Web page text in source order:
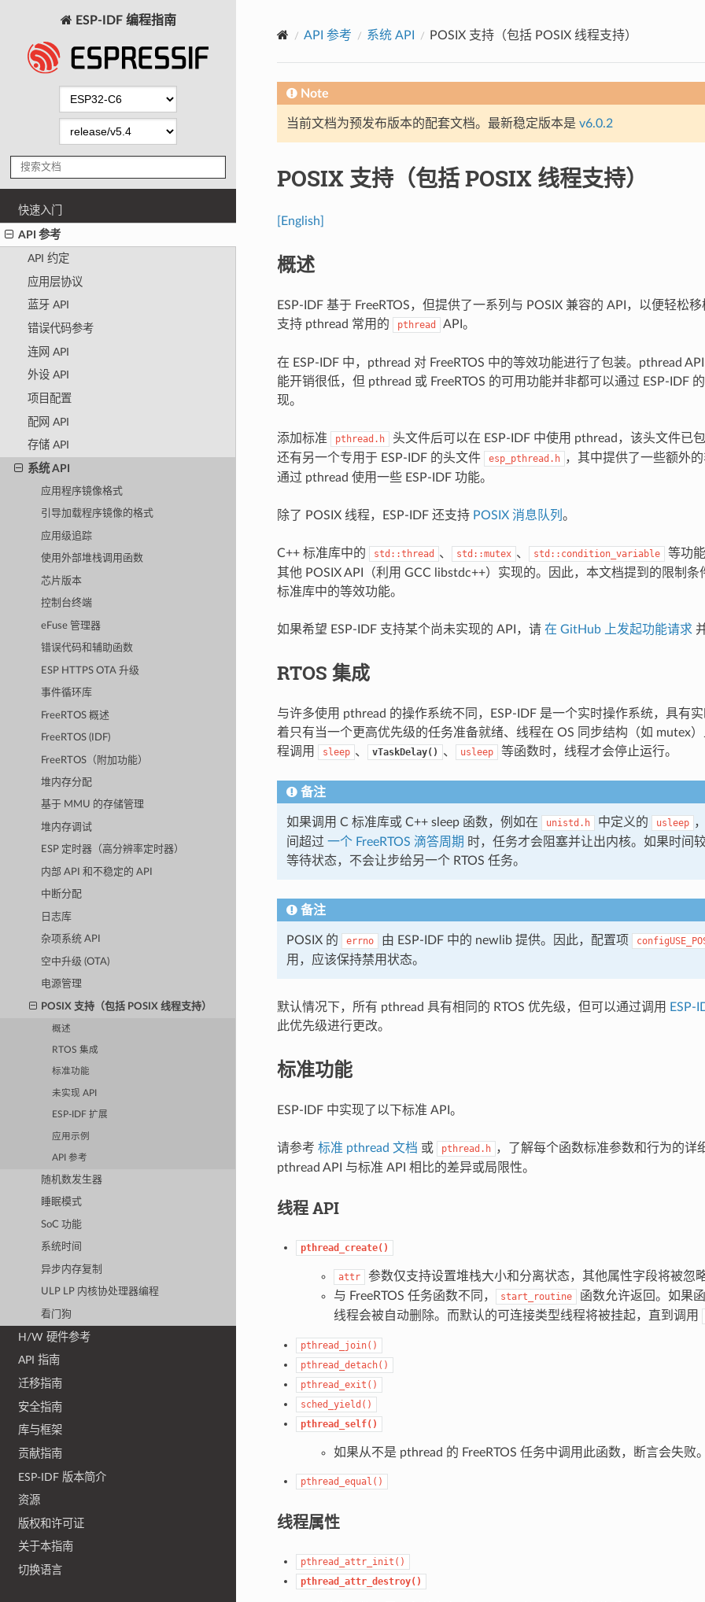
ESP-IDF 编程指南
快速入门
API 参考
API 约定
应用层协议
蓝牙 API
错误代码参考
连网 API
外设 API
项目配置
配网 API
存储 API
系统 API
应用程序镜像格式
引导加载程序镜像的格式
应用级追踪
使用外部堆栈调用函数
芯片版本
控制台终端
eFuse 管理器
错误代码和辅助函数
ESP HTTPS OTA 升级
事件循环库
FreeRTOS 概述
FreeRTOS (IDF)
FreeRTOS（附加功能）
堆内存分配
基于 MMU 的存储管理
堆内存调试
ESP 定时器（高分辨率定时器）
内部 API 和不稳定的 API
中断分配
日志库
杂项系统 API
空中升级 (OTA)
电源管理
POSIX 支持（包括 POSIX 线程支持）
概述
RTOS 集成
标准功能
未实现 API
ESP-IDF 扩展
应用示例
API 参考
随机数发生器
睡眠模式
SoC 功能
系统时间
异步内存复制
ULP LP 内核协处理器编程
看门狗
H/W 硬件参考
API 指南
迁移指南
安全指南
库与框架
贡献指南
ESP-IDF 版本简介
资源
版权和许可证
关于本指南
切换语言
API 参考 系统 API POSIX 支持（包括 POSIX 线程支持）
Note
当前文档为预发布版本的配套文档。最新稳定版本是 v6.0.2
POSIX 支持（包括 POSIX 线程支持）
[English]
概述
ESP-IDF 基于 FreeRTOS，但提供了一系列与 POSIX 兼容的 API，以便轻松
支持 pthread 常用的
pthread API。
在 ESP-IDF 中，pthread 对 FreeRTOS 中的等效功能进行了包装。pthread
能开销很低，但 pthread 或 FreeRTOS 的可用功能并非都可以通过 ESP-IDF
现。
添加标准 pthread.h
头文件后可以在 ESP-IDF 中使用 pthread，该头文件已
还有另一个专用于 ESP-IDF 的头文件
esp_pthread.h ，其中提供了一些额外
通过 pthread 使用一些 ESP-IDF 功能。
除了 POSIX 线程，ESP-IDF 还支持 POSIX 消息队列 。
C++ 标准库中的 std::thread 、 std::mutex 、 std::condition_variable
等功
其他 POSIX API（利用 GCC libstdc++）实现的。因此，本文档提到的限制条
标准库中的等效功能。
如果希望 ESP-IDF 支持某个尚未实现的 API，请 在 GitHub 上发起功能请求
RTOS 集成
与许多使用 pthread 的操作系统不同，ESP-IDF 是一个实时操作系统，具有
着只有当一个更高优先级的任务准备就绪、线程在 OS 同步结构（如 mutex
程调用
sleep 、 vTaskDelay() 、 usleep 等函数时，线程才会停止运行。
备注
如果调用 C 标准库或 C++ sleep 函数，例如在 unistd.h 中定义的 usleep
间超过 一个 FreeRTOS 滴答周期 时，任务才会阻塞并让出内核。如果时间
等待状态，不会让步给另一个 RTOS 任务。
备注
POSIX 的 errno 由 ESP-IDF 中的 newlib 提供。因此，配置项
用，应该保持禁用状态。
默认情况下，所有 pthread 具有相同的 RTOS 优先级，但可以通过调用 ESP-
此优先级进行更改。
标准功能
ESP-IDF 中实现了以下标准 API。
请参考 标准 pthread 文档 或 pthread.h ，了解每个函数标准参数和行为的详
pthread API 与标准 API 相比的差异或局限性。
线程 API
pthread_create()
attr
参数仅支持设置堆栈大小和分离状态，其他属性字段将被忽略
与 FreeRTOS 任务函数不同，
start_routine
函数允许返回。如果
线程会被自动删除。而默认的可连接类型线程将被挂起，直到调用
pthread_join()
pthread_detach()
pthread_exit()
sched_yield()
pthread_self()
如果从不是 pthread 的 FreeRTOS 任务中调用此函数，断言会失败。
pthread_equal()
线程属性
pthread_attr_init()
pthread_attr_destroy()